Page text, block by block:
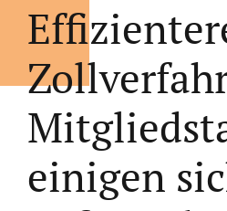
einigen